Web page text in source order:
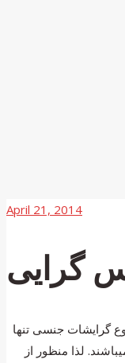
April 21, 2014
گرایی
گرایشات جنسی تنها
لذا منظور از